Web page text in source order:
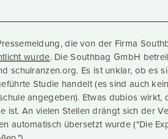
die von der Firma
wurde. Die Southbag GmbH
schulranzen.org. Es ist unklar, ob es
Studie handelt (es sind auch
angegeben). Etwas dubios wirkt,
ist. An vielen Stellen drängt sich der
automatisch übersetzt wurde ("Die